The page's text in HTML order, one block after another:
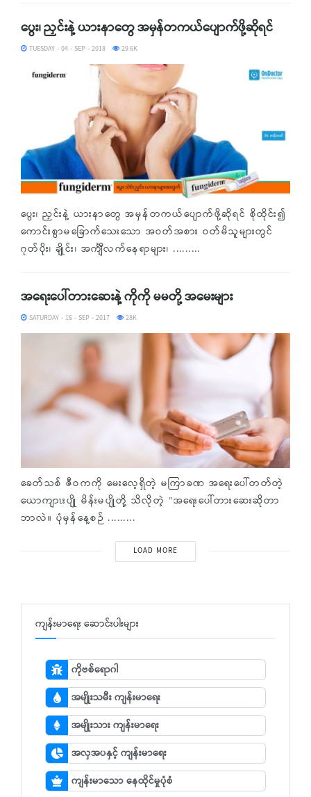
ပွေး၊ ညှင်းနဲ့ ယားနာတွေ အမှန်တကယ်ပျောက်ဖို့ဆိုရင်
TUESDAY - 04 - SEP - 2018 29.6K
ပွေး၊ ညှင်းနဲ့ ယားနာတွေ အမှန်တကယ်ပျောက်ဖို့ဆိုရင် စိုထိုင်း၍
ကောင်းစွာမခြောက်သေးသော အဝတ်အစား ဝတ်မိသူများတွင်
ဂုတ်ပိုး၊ ချိုင်း၊ အင်္ကျီလက်နေရာများ၊ .........
အရေးပေါ်တားဆေးနဲ့ ကိုကို မမတို့ အမေးများ
SATURDAY - 16 - SEP - 2017 28K
ခေတ်သစ် ဇီဝကကို မေးလေ့ရှိတဲ့ မကြာခဏ အရေးပေါ်တတ်တဲ့
ယောကျာၤးပျို မိန်းမပျိုတို့ သိလိုတဲ့ “အရေးပေါ်တားဆေးဆိုတာ
ဘာလဲ။ ပုံမှန်နေ့စဉ် .........
LOAD MORE
ကျန်းမာရေး ဆောင်းပါးများ
ကိုဗစ်ရောဂါ
အမျိုးသမီး ကျန်းမာရေး
အမျိုးသား ကျန်းမာရေး
အလှအပနှင့် ကျန်းမာရေး
ကျန်းမာသော နေထိုင်မှုပုံစံ